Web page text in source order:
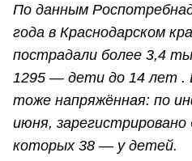
По данным
года в Краснодарском
пострадали более 3,4
1295 — дети до 14 лет .
тоже напряжённая: по
июня, зарегистрировано
которых 38 — у детей.